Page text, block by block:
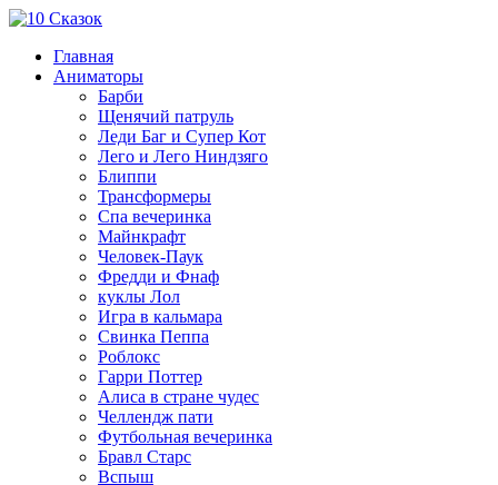
Главная
Аниматоры
Барби
Щенячий патруль
Леди Баг и Супер Кот
Лего и Лего Ниндзяго
Блиппи
Трансформеры
Спа вечеринка
Майнкрафт
Человек-Паук
Фредди и Фнаф
куклы Лол
Игра в кальмара
Свинка Пеппа
Роблокс
Гарри Поттер
Алиса в стране чудес
Челлендж пати
Футбольная вечеринка
Бравл Старс
Вспыш